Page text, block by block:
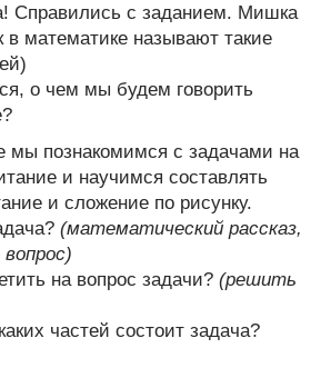
Справились с заданием. Мишка
в математике называют такие
о чем мы будем говорить
мы познакомимся с задачами на
и научимся составлять
и сложение по рисунку.
(математический рассказ,
на вопрос задачи? (решить
частей состоит задача?